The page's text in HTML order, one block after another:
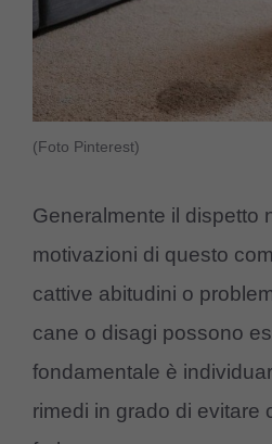
(Foto Pinterest)
Generalmente il dispetto
motivazioni di questo
cattive abitudini o
cane o disagi possono
fondamentale è
rimedi in grado di evitare